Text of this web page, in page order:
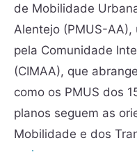
de Mobilidade
Alentejo (PMUS-
pela Comunidade
(CIMAA), que
como os PMUS dos
planos seguem as
Mobilidade e dos